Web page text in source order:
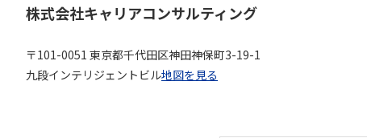
株式会社キャリアコンサルティング
〒101-0051 東京都千代田区神田神保町3-19-1
九段インテリジェントビル地図を見る